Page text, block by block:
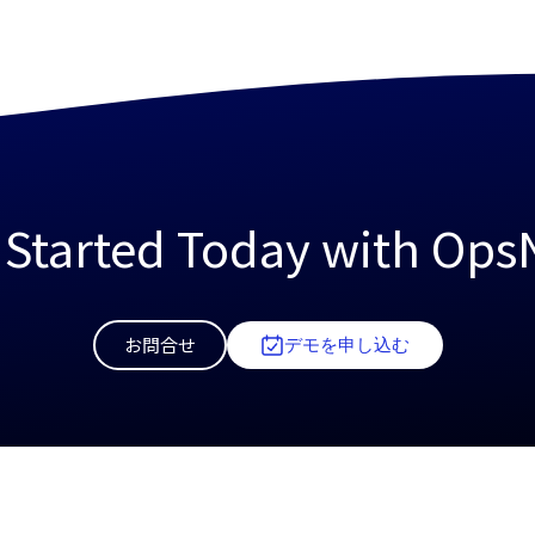
Today with
お問合せ デモを申し込む